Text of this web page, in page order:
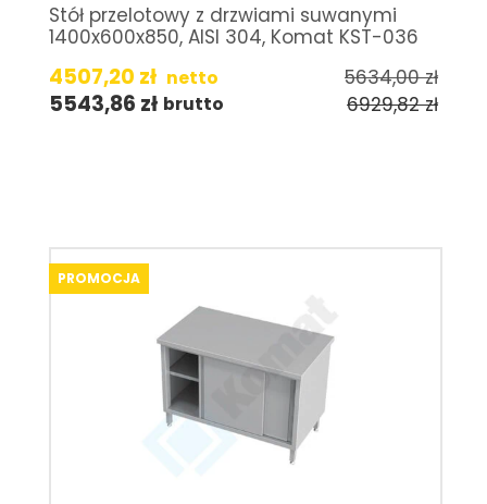
Stół przelotowy z drzwiami suwanymi
1400x600x850, AISI 304, Komat KST-036
4507,20 zł netto 5634,00zł
5543,86 zł brutto 6929,82zł
PROMOCJA